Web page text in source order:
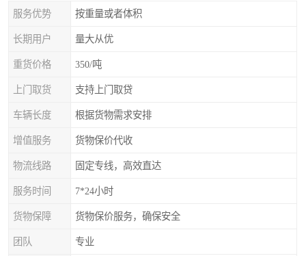
服务优势 按重量或者体积
长期用户 量大从优
重货价格 350/吨
上门取货 支持上门取贷
车辆长度 根据货物需求安排
增值服务 货物保价代收
物流线路 固定专线，高效直达
服务时间 7*24小时
货物保障 货物保价服务，确保安全
团队 专业